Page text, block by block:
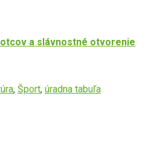
a slávnostné otvorenie
, Šport, úradna tabuľa